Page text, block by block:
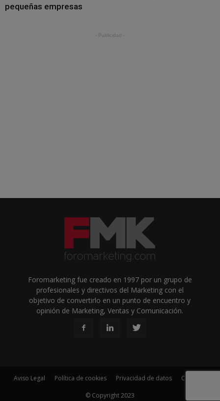
pequeñas empresas
- Publicidad -
Foromarketing fue creado en 1997 por un grupo de
profesionales y directivos del Marketing con el
objetivo de convertirlo en un punto de encuentro y
opinión de Marketing, Ventas y Comunicación.
Aviso Legal Política de cookies Privacidad de datos Contacto
© Copyright 2023